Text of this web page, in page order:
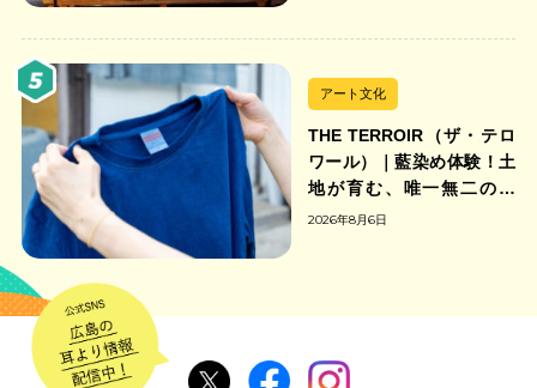
アート文化
THE TERROIR（ザ・テロ
ワール）｜藍染め体験！土
地が育む、唯一無二の藍
色。
2026年8月6日